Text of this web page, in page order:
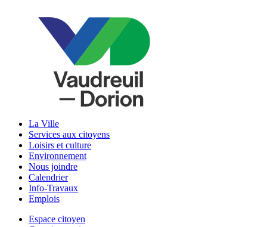
La Ville
Services aux citoyens
Loisirs et culture
Environnement
Nous joindre
Calendrier
Info-Travaux
Emplois
Espace citoyen